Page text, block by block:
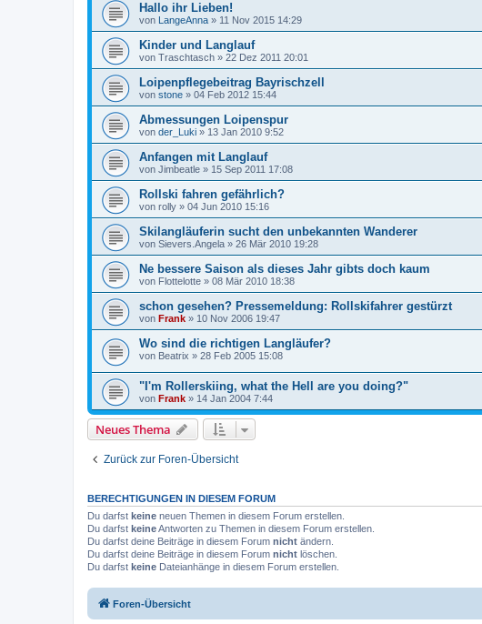
Hallo ihr Lieben!
von LangeAnna » 11 Nov 2015 14:29
Kinder und Langlauf
von Traschtasch » 22 Dez 2011 20:01
Loipenpflegebeitrag Bayrischzell
von stone » 04 Feb 2012 15:44
Abmessungen Loipenspur
von der_Luki » 13 Jan 2010 9:52
Anfangen mit Langlauf
von Jimbeatle » 15 Sep 2011 17:08
Rollski fahren gefährlich?
von rolly » 04 Jun 2010 15:16
Skilangläuferin sucht den unbekannten Wanderer
von Sievers.Angela » 26 Mär 2010 19:28
Ne bessere Saison als dieses Jahr gibts doch kaum
von Flottelotte » 08 Mär 2010 18:38
schon gesehen? Pressemeldung: Rollskifahrer gestürzt
von Frank » 10 Nov 2006 19:47
Wo sind die richtigen Langläufer?
von Beatrix » 28 Feb 2005 15:08
"I'm Rollerskiing, what the Hell are you doing?"
von Frank » 14 Jan 2004 7:44
Neues Thema
Zurück zur Foren-Übersicht
BERECHTIGUNGEN IN DIESEM FORUM
Du darfst keine neuen Themen in diesem Forum erstellen.
Du darfst keineAntworten zu Themen in diesem Forum erstellen.
Du darfst deine Beiträge in diesem Forum nicht ändern.
Du darfst deine Beiträge in diesem Forum nicht löschen.
Du darfst keine Dateianhänge in diesem Forum erstellen.
Foren-Übersicht